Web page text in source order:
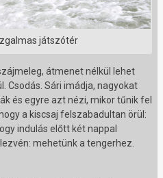
játszótér
átmenet nélkül lehet
Csodás. Sári imádja, nagyokat
és egyre azt nézi, mikor tűnik fel
a kiscsaj felszabadultan örül:
indulás előtt két nappal
mehetünk a tengerhez.